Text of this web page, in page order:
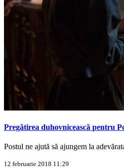
Pregătirea duhovnicească pentru
Postul ne ajută să ajungem la
12 februarie 2018 11:29